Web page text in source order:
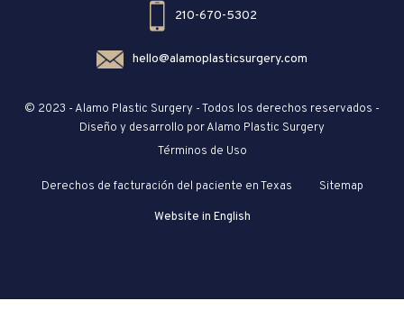
210-670-5302
hello@alamoplasticsurgery.com
© 2023 - Alamo Plastic Surgery - Todos los derechos reservados -
Diseño y desarrollo por Alamo Plastic Surgery
Términos de Uso
Derechos de facturación del paciente en Texas Sitemap
Website in English